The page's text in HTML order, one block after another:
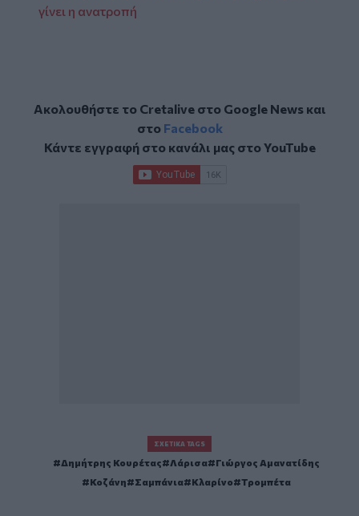
γίνει η ανατροπή
Ακολουθήστε το Cretalive στο Google Newsκαι
στο Facebook
Κάντε εγγραφή στο κανάλι μας στοYouTube
ΣΧΕΤΙΚΆ TAGS
Δημήτρης Κουρέτας Λάρισα
Γιώργος Αμανατίδης
Κοζάνη
Σαμπάνια Κλαρίνο Τρομπέτα